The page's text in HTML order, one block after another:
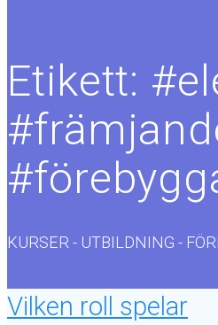
Etikett:
KURSER - UTBILDNING -
Vilken roll spelar